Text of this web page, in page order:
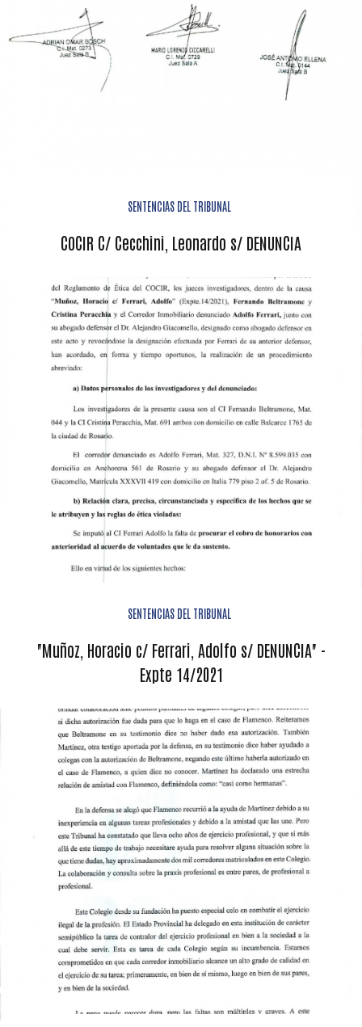
SENTENCIAS DEL TRIBUNAL
COCIR C/ Cecchini, Leonardo s/ DENUNCIA
SENTENCIAS DEL TRIBUNAL
"Muñoz, Horacio c/ Ferrari, Adolfo s/ DENUNCIA" -
Expte 14/2021